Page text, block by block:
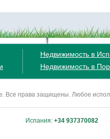
Недвижимость в
Недвижимость в
Все права защищены. Любое
Испания: +34 937370082